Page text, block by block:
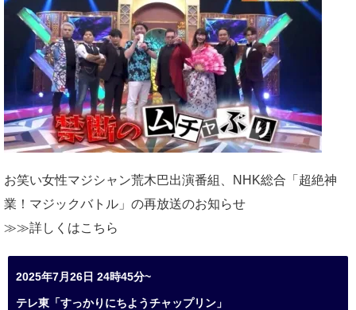
お笑い女性マジシャン荒木巴出演番組、
NHK総合「超絶神
業！マジックバトル」の再放送のお知らせ
≫≫詳しくはこちら
2025年7月26日 24時45分~
テレ東「すっかりにちようチャップリン」